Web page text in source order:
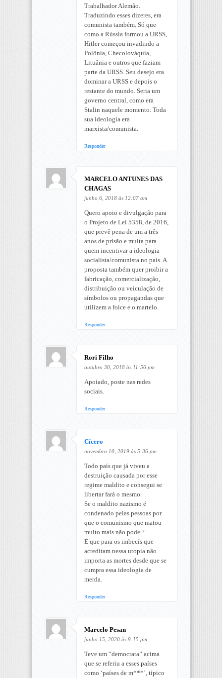
Trabalhador Alemão.
Traduzindo esses dizeres, era
comunista também. Só que
como a Rússia formou a URSS,
Hitler começou invadindo a
Polônia, Checolováquia,
Lituânia e outros que faziam
parte da URSS. Seu desejo era
dominar a URSS e depois o
restante do mundo. Seria um
governo central, como era
Stalin naquele momento. Toda
sua ideologia era
marxista/comunista.
Responder
MARCELO ANTUNES DAS
CHAGAS
junho 6, 2018 às 12:07 am
Quero apoio e divulgação para
o Projeto de Lei 5358, de 2016,
que prevê pena de um a três
anos de prisão e multa para
quem incentivar a ideologia
socialista/comunista no país. A
proposta também quer proibir a
fabricação, comercialização,
distribuição ou veiculação de
símbolos ou propagandas que
utilizem a foice e o martelo.
Responder
Rori Filho
outubro 30, 2018 às 11:56 pm
Apoiado, poste nas redes
sociais.
Responder
Cícero
novembro 10, 2019 às 5:36 pm
Todo país que já viveu a
destruição causada por esse
regime maldito e consegui se
libertar fará o mesmo.
Se o maldito nazismo é
condenado pelas pessoas por
que o comunismo que matou
muito mais não pode ?
É que para os imbecís que
acreditam nessa utopia não
importa as mortes desde que se
cumpra essa ideologia de
merda.
Responder
Marcelo Pesan
junho 15, 2020 às 9:15 pm
Teve um “democrata” acima
que se referiu a esses países
como ‘países de m***’, típico